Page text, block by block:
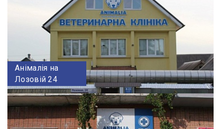
Анімалія на
Лозовій 24